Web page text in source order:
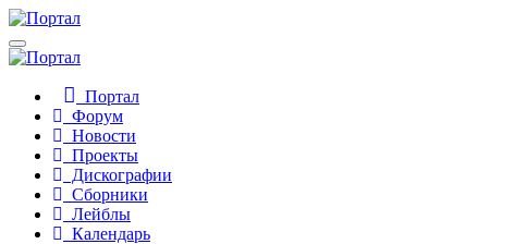
Портал
Форум
Новости
Проекты
Дискографии
Сборники
Лейблы
Календарь